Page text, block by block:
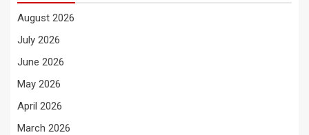
August 2026
July 2026
June 2026
May 2026
April 2026
March 2026